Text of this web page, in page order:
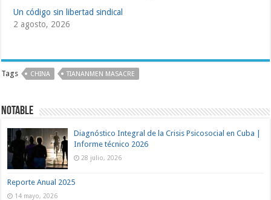
Un código sin libertad sindical
2 agosto, 2026
Tags CHINA TIANANMEN MASACRE
NOTABLE
Diagnóstico Integral de la Crisis Psicosocial en Cuba |
Informe técnico 2026
28 julio, 2026
Reporte Anual 2025
14 mayo, 2026